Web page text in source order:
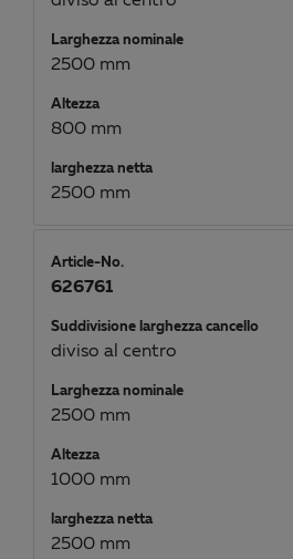
Larghezza nominale
2500 mm
Altezza
800 mm
larghezza netta
2500 mm
Article-No.
626761
Suddivisione larghezza cancello
diviso al centro
Larghezza nominale
2500 mm
Altezza
1000 mm
larghezza netta
2500 mm